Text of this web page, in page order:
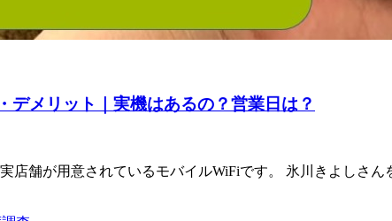
デメリット｜実機はあるの？営業日は？
店舗が用意されているモバイルWiFiです。 氷川きよしさ